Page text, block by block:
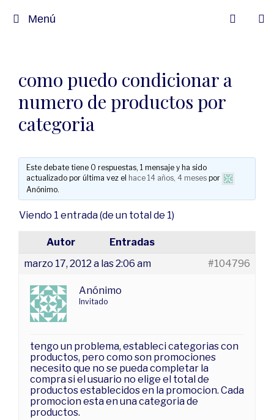
Menú
como puedo condicionar a
numero de productos por
categoria
Este debate tiene 0 respuestas, 1 mensaje y ha sido
actualizado por última vez el hace 14 años, 4 mesespor
Anónimo.
Viendo 1 entrada (de un total de 1)
Autor
Entradas
marzo 17, 2012 a las 2:06 am
#104796
Anónimo
Invitado
tengo un problema, estableci categorias con
productos, pero como son promociones
necesito que no se pueda completar la
compra si el usuario no elige el total de
productos establecidos en la promocion. Cada
promocion esta en una categoria de
productos.